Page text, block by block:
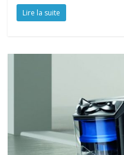
Lire la suite